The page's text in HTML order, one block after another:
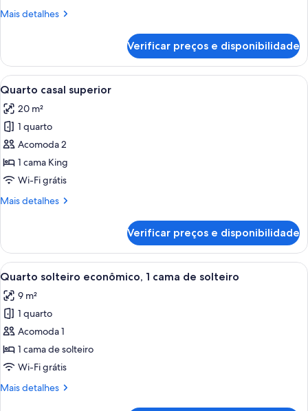
Mais detalhes
Mais
duplo
Verificar preços e disponibilidade
Carrega
todas
as
fotos
de
Quarto
casal
Quarto com parede de pedra, uma
17
Quarto casal superior
20 m²
1 quarto
Acomoda 2
1 cama King
Wi-Fi grátis
Mais detalhes
Mais
casal
superior
Verificar preços e disponibilidade
Carrega
todas
as
fotos
de
Quarto
solteiro
1
Uma cama bem arrumada com um
5
Quarto solteiro econômico, 1 cama de solteiro
9 m²
1 quarto
Acomoda 1
1 cama de solteiro
Wi-Fi grátis
Mais detalhes
Mais